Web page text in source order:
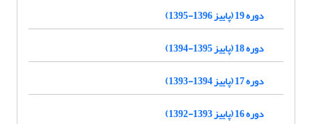
دوره 19 (پاییز 1396-1395)
دوره 18 (پاییز 1395-1394)
دوره 17 (پاییز 1394-1393)
دوره 16 (پاییز 1393-1392)